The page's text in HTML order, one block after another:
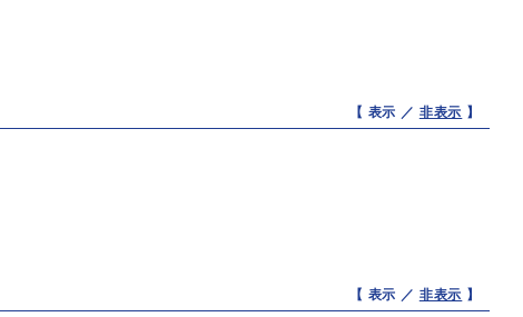
【 表示 ／ 非表示 】
【 表示 ／ 非表示 】